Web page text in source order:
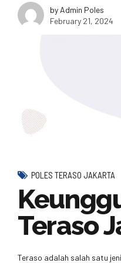
by Admin Poles
February 21, 2024
POLES TERASO JAKARTA
Teraso
Teraso adalah salah satu